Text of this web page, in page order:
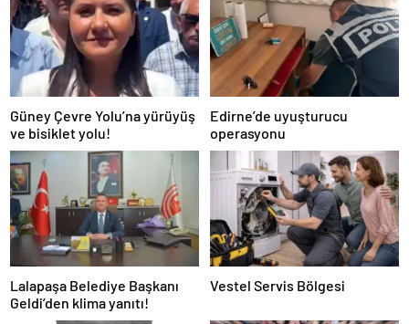
Güney Çevre Yolu’na yürüyüş
ve bisiklet yolu!
Edirne’de uyuşturucu
operasyonu
Lalapaşa Belediye Başkanı
Geldi’den klima yanıtı!
Vestel Servis Bölgesi